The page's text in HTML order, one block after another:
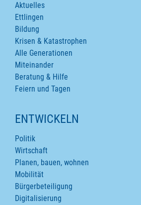
Aktuelles
Ettlingen
Bildung
Krisen & Katastrophen
Alle Generationen
Miteinander
Beratung & Hilfe
Feiern und Tagen
ENTWICKELN
Politik
Wirtschaft
Planen, bauen, wohnen
Mobilität
Bürgerbeteiligung
Digitalisierung